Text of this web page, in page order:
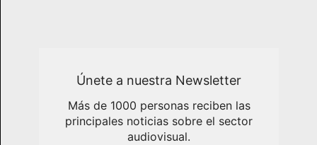
Únete a nuestra Newsletter
Más de 1000 personas reciben las
principales noticias sobre el sector
audiovisual.